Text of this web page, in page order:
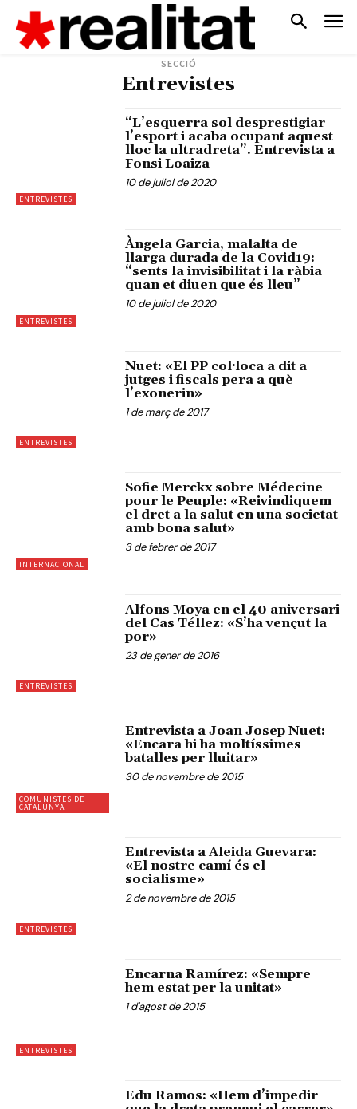
SECCIÓ
Entrevistes
ENTREVISTES
“L’esquerra sol desprestigiar
l’esport i acaba ocupant aquest
lloc la ultradreta”. Entrevista a
Fonsi Loaiza
10 de juliol de 2020
ENTREVISTES
Àngela Garcia, malalta de
llarga durada de la Covid19:
“sents la invisibilitat i la ràbia
quan et diuen que és lleu”
10 de juliol de 2020
ENTREVISTES
Nuet: «El PP col·loca a dit a
jutges i fiscals pera a què
l’exonerin»
1 de març de 2017
INTERNACIONAL
Sofie Merckx sobre Médecine
pour le Peuple: «Reivindiquem
el dret a la salut en una societat
amb bona salut»
3 de febrer de 2017
ENTREVISTES
Alfons Moya en el 40 aniversari
del Cas Téllez: «S’ha vençut la
por»
23 de gener de 2016
COMUNISTES DE
CATALUNYA
Entrevista a Joan Josep Nuet:
«Encara hi ha moltíssimes
batalles per lluitar»
30 de novembre de 2015
ENTREVISTES
Entrevista a Aleida Guevara:
«El nostre camí és el
socialisme»
2 de novembre de 2015
ENTREVISTES
Encarna Ramírez: «Sempre
hem estat per la unitat»
1 d'agost de 2015
Edu Ramos: «Hem d’impedir